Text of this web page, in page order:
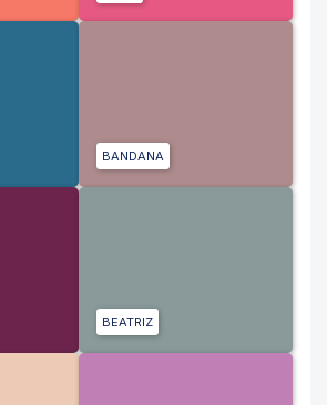
BANDANA
BEATRIZ